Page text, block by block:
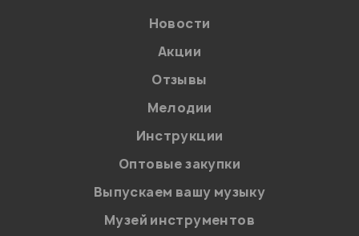
на обработку персональных данных в
Политикой в отношении обработки
персональных данных.
Введите проверочное число:
Новости
Акции
Отзывы
Мелодии
Инструкции
Оптовые закупки
Выпускаем вашу музыку
Музей инструментов